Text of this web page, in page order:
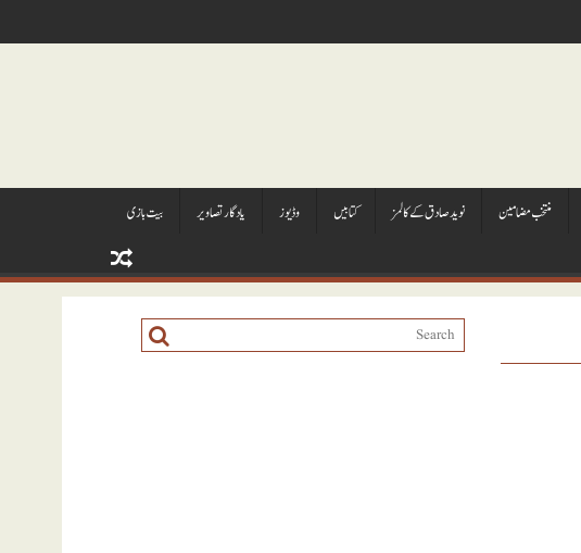
منتخب مضامين نويد صادق کے کالمز کتابيں وڈيوز يادگار تصاوير بیت بازی